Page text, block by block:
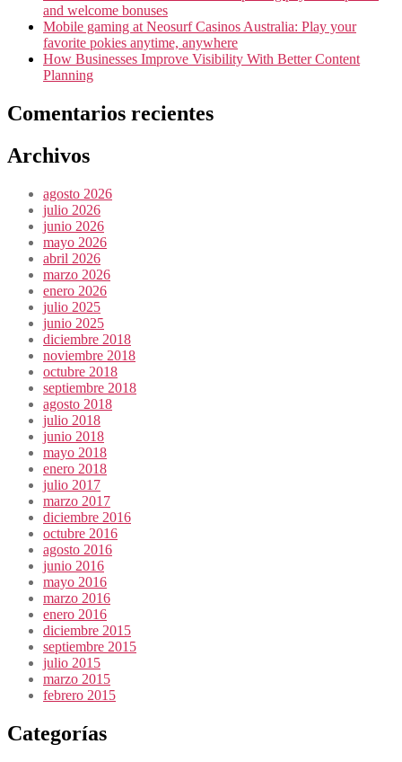
and welcome bonuses
Mobile gaming at Neosurf Casinos Australia: Play your
favorite pokies anytime, anywhere
How Businesses Improve Visibility With Better Content
Planning
Comentarios recientes
Archivos
agosto 2026
julio 2026
junio 2026
mayo 2026
abril 2026
marzo 2026
enero 2026
julio 2025
junio 2025
diciembre 2018
noviembre 2018
octubre 2018
septiembre 2018
agosto 2018
julio 2018
junio 2018
mayo 2018
enero 2018
julio 2017
marzo 2017
diciembre 2016
octubre 2016
agosto 2016
junio 2016
mayo 2016
marzo 2016
enero 2016
diciembre 2015
septiembre 2015
julio 2015
marzo 2015
febrero 2015
Categorías